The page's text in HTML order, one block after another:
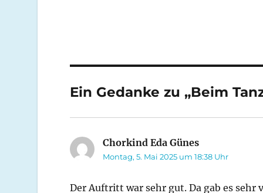
Ein Gedanke zu „Beim
Chorkind Eda Günes
Montag, 5. Mai 2025 um 18:38 Uhr
Der Auftritt war sehr gut. Da gab es sehr